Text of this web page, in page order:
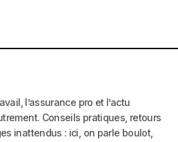
l’assurance pro et l’actu
Conseils pratiques, retours
inattendus : ici, on parle boulot,